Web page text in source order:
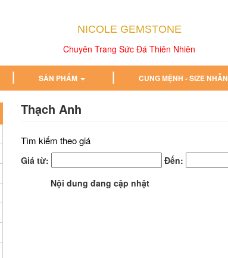
NICOLE GEMSTONE
Chuyên Trang Sức Đá Thiên Nhiên
SẢN PHẨM CUNG MỆNH - SIZE NHẪN
Thạch Anh
Tìm kiếm theo giá
Giá từ:
Đến:
Nội dung đang cập nhật